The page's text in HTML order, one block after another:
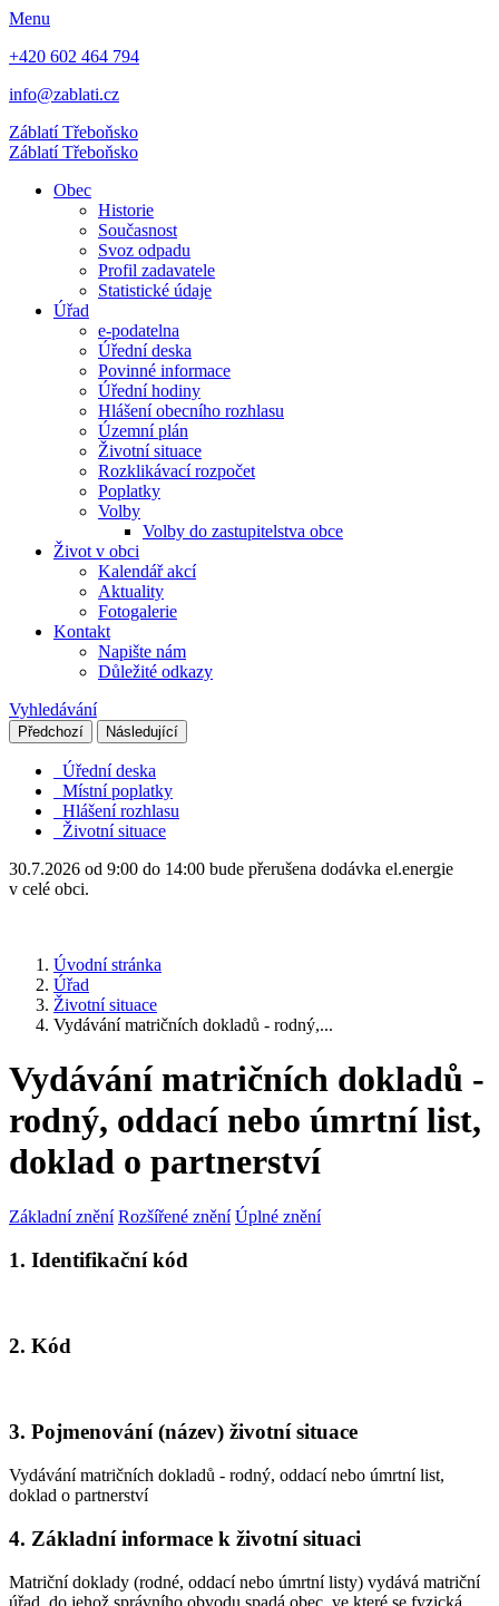
Menu
+420 602 464 794
info@zablati.cz
ZáblatíTřeboňsko
ZáblatíTřeboňsko
Obec
Historie
Současnost
Svoz odpadu
Profil zadavatele
Statistické údaje
Úřad
e-podatelna
Úřední deska
Povinné informace
Úřední hodiny
Hlášení obecního rozhlasu
Územní plán
Životní situace
Rozklikávací rozpočet
Poplatky
Volby
Volby do zastupitelstva obce
Život v obci
Kalendář akcí
Aktuality
Fotogalerie
Kontakt
Napište nám
Důležité odkazy
Vyhledávání
Předchozí Následující
Úřední deska
Místní poplatky
Hlášení rozhlasu
Životní situace
30.7.2026 od 9:00 do 14:00 bude přerušena dodávka el.energie
v celé obci.
Úvodní stránka
Úřad
Životní situace
Vydávání matričních dokladů - rodný,...
Vydávání matričních dokladů -
rodný, oddací nebo úmrtní list,
doklad o partnerství
Základní znění Rozšířené znění Úplné znění
1. Identifikační kód
2. Kód
3. Pojmenování (název) životní situace
Vydávání matričních dokladů - rodný, oddací nebo úmrtní list,
doklad o partnerství
4. Základní informace k životní situaci
Matriční doklady (rodné, oddací nebo úmrtní listy) vydává matriční
úřad, do jehož správního obvodu spadá obec, ve které se fyzická